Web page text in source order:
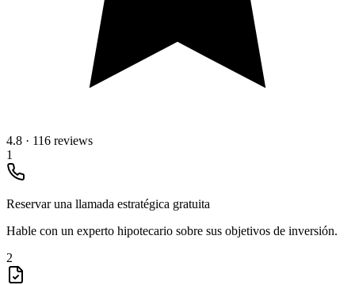
4.8 · 116 reviews
1
Reservar una llamada estratégica gratuita
Hable con un experto hipotecario sobre sus objetivos de inversión.
2